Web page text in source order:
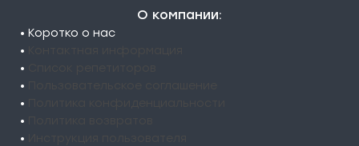
О компании:
• Коротко о нас
•
•
•
•
•
•